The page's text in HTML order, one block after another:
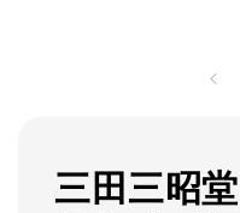
三田三昭